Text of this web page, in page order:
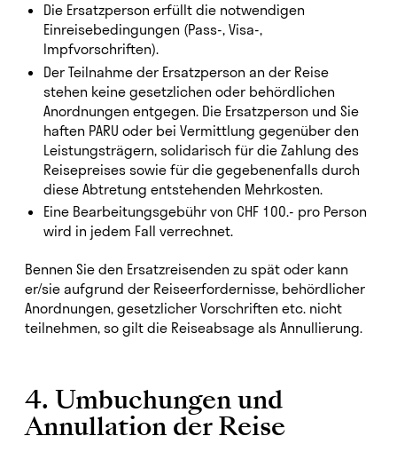
Die Ersatzperson erfüllt die notwendigen
Einreisebedingungen (Pass-, Visa-,
Impfvorschriften).
Der Teilnahme der Ersatzperson an der Reise
stehen keine gesetzlichen oder behördlichen
Anordnungen entgegen. Die Ersatzperson und Sie
haften PARU oder bei Vermittlung gegenüber den
Leistungsträgern, solidarisch für die Zahlung des
Reisepreises sowie für die gegebenenfalls durch
diese Abtretung entstehenden Mehrkosten.
Eine Bearbeitungsgebühr von CHF 100.- pro Person
wird in jedem Fall verrechnet.
Bennen Sie den Ersatzreisenden zu spät oder kann
er/sie aufgrund der Reiseerfordernisse, behördlicher
Anordnungen, gesetzlicher Vorschriften etc. nicht
teilnehmen, so gilt die Reiseabsage als Annullierung.
4. Umbuchungen und
Annullation der Reise